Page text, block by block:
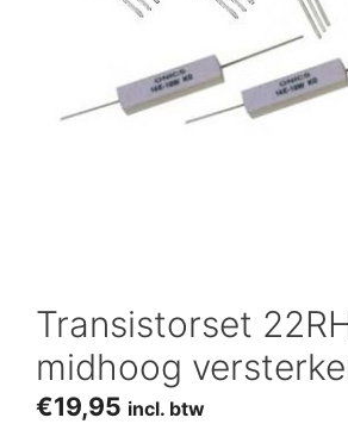
Transistorset
midhoog
€19,95 incl. btw